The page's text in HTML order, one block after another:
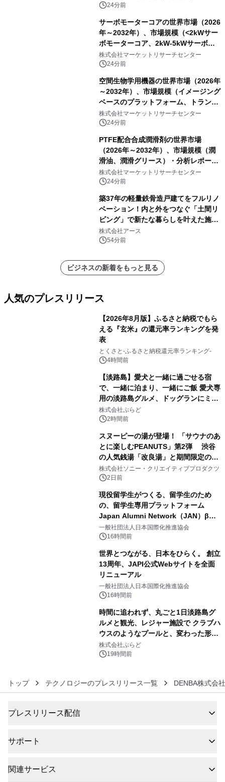
24分前
サーボモーターコアの世界市場（2026
年～2032年）、市場規模（<2kWサー
ボモーターコア、2kW-5kWサーボモ
ーターコア、＞5kWサーボモーターコ
ア）・分析レポートを発表
株式会社マーケットリサーチセンター
24分前
空間生物学用機器の世界市場（2026年
～2032年）、市場規模（イメージング
ベースのプラットフォーム、トランス
クリプトミクス・プラットフォー
ム）・分析レポートを発表
株式会社マーケットリサーチセンター
24分前
PTFE配合合成潤滑剤の世界市場
（2026年～2032年）、市場規模（潤
滑油、潤滑グリース）・分析レポート
を発表
株式会社マーケットリサーチセンター
24分前
築37年の軽量鉄骨造戸建てをフルリノ
ベーション！内と外をつなぐ「土間リ
ビング」で新たな暮らしを叶えた施工
事例を株式会社アースが公開
株式会社アース
54分前
ビジネスの新着をもっと見る
人気のプレスリリース
【2026年8月版】ふるさと納税でもら
える『玄米』の還元率ランキングを発
表
とくさと-ふるさと納税還元率ランキング-
4時間前
【淡路島】愛犬と一緒に過ごせる宿
で、一緒に泊まり、一緒にご飯 愛犬専
用の淡路島グルメ、ドッグランにミニ
プール グランピングとトレーラーハウ
スの2施設で
株式会社ぷらど
2時間前
スヌーピーの湯が登場！ 「サウナのあ
とに楽しむPEANUTS」第2弾 渋谷
の人気銭湯「改良湯」と期間限定のコ
ラボレーション サウナイキタイコラ
ボグッズも発売決定！
株式会社ソニー・クリエイティブプロダクツ
2日前
現役留学生がつくる、留学生のため
の、留学生専用プラットフォーム
Japan Alumni Network（JAN）β版
をリリース
一般社団法人日本国際化推進協会
16時間前
世界とつながる、日本をひらく。 創立
13周年、JAPI公式Webサイトを全面
リニューアル
一般社団法人日本国際化推進協会
16時間前
時間に追われず、丸ごと1日淡路島グ
ルメと観光、レジャー施設で クラブハ
ウスのようなプールと、変わった形の
サウナも 「THE BOXY AWAJI」のお
得な素泊まり連泊プランで
株式会社ぷらど
19時間前
トップ テクノロジーのプレスリリース一覧 DENBA株式会社
プレスリリース配信
サポート
関連サービス